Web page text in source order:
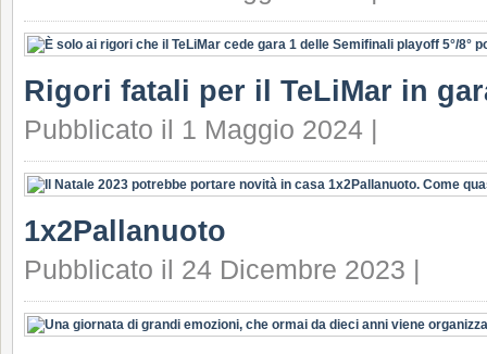
Rigori fatali per il TeLiMar in
Pubblicato il 1 Maggio 2024 |
1x2Pallanuoto
Pubblicato il 24 Dicembre 2023 |